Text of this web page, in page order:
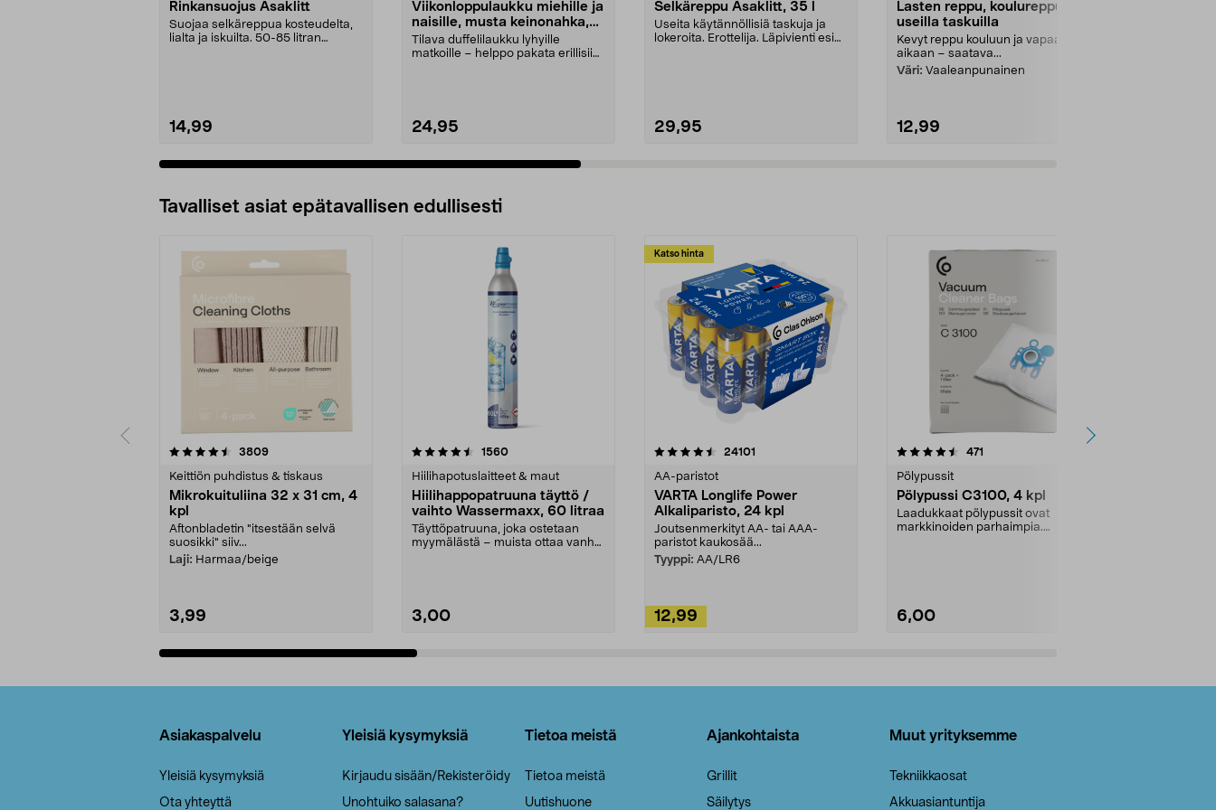
Rinkansuojus Asaklitt
Suojaa selkäreppua kosteudelta,
lialta ja iskuilta. 50-85 litran
14,99
Viikonloppulaukku miehille ja
naisille, musta keinonahka,
40 l
Tilava duffelilaukku lyhyille
matkoille – helppo pakata erillisiin
24,95
Selkäreppu Asaklitt, 35 l
Useita käytännöllisiä taskuja ja
lokeroita. Erottelija. Läpivienti esim.
29,95
Lasten reppu, koulureppu
useilla taskuilla
Kevyt reppu kouluun ja vapaa-
aikaan – saatava...
Väri: Vaaleanpunainen
12,99
Tavalliset asiat epätavallisen edullisesti
3809arvostelut
Keittiön puhdistus & tiskaus
Mikrokuituliina 32 x 31 cm, 4
kpl
Aftonbladetin "itsestään selvä
suosikki" siiv...
Laji: Harmaa/beige
3,99
4.5viidestä
1560arvostelut
Hiilihapotuslaitteet & maut
Hiilihappopatruuna täyttö /
vaihto Wassermaxx, 60 litraa
Täyttöpatruuna, joka ostetaan
myymälästä – muista ottaa vanha
3,00
Katso hinta
4.5viidestä
24101
AA-paristot
VARTA Longlife Power
Alkaliparisto, 24 kpl
Joutsenmerkityt AA- tai AAA-
paristot kaukosää...
Tyyppi: AA/LR6
12,99
4.5viidestä
471
Pölypussit
Pölypussi C3100, 4 kpl
Laadukkaat pölypussit ovat
markkinoiden parhaimpia.
6,00
4.5viidestä
Asiakaspalvelu
Yleisiä kysymyksiä
Ota yhteyttä
Yleisiä kysymyksiä
Kirjaudu sisään/Rekisteröidy
Unohtuiko salasana?
Tietoa meistä
Tietoa meistä
Uutishuone
Ajankohtaista
Grillit
Säilytys
Muut yrityksemme
Tekniikkaosat
Akkuasiantuntija